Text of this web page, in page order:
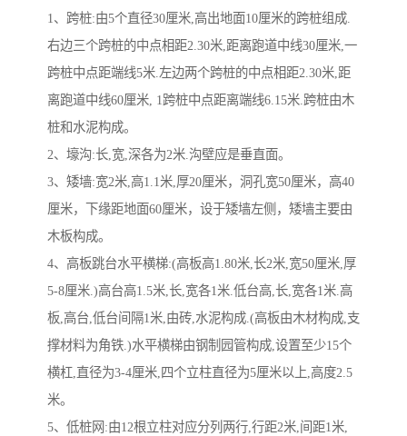
1、跨桩:由5个直径30厘米,高出地面10厘米的跨桩组成.
右边三个跨桩的中点相距2.30米,距离跑道中线30厘米,一
跨桩中点距端线5米.左边两个跨桩的中点相距2.30米,距
离跑道中线60厘米, 1跨桩中点距离端线6.15米.跨桩由木
桩和水泥构成。
2、壕沟:长,宽,深各为2米.沟壁应是垂直面。
3、矮墙:宽2米,高1.1米,厚20厘米，洞孔宽50厘米，高40
厘米，下缘距地面60厘米，设于矮墙左侧，矮墙主要由
木板构成。
4、高板跳台水平横梯:(高板高1.80米,长2米,宽50厘米,厚
5-8厘米.)高台高1.5米,长,宽各1米.低台高,长,宽各1米.高
板,高台,低台间隔1米,由砖,水泥构成.(高板由木材构成,支
撑材料为角铁.)水平横梯由钢制园管构成,设置至少15个
横杠,直径为3-4厘米,四个立柱直径为5厘米以上,高度2.5
米。
5、低桩网:由12根立柱对应分列两行,行距2米,间距1米,